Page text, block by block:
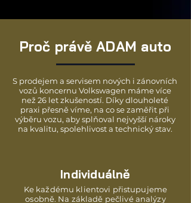
Proč právě ADAM auto
S prodejem a servisem nových i zánovních
vozů koncernu Volkswagen máme více
než 26 let zkušeností. Díky dlouholeté
praxi přesně víme, na co se zaměřit při
výběru vozu, aby splňoval nejvyšší nároky
na kvalitu, spolehlivost a technický stav.
Individuálně
Ke každému klientovi přistupujeme
osobně. Na základě pečlivé analýzy